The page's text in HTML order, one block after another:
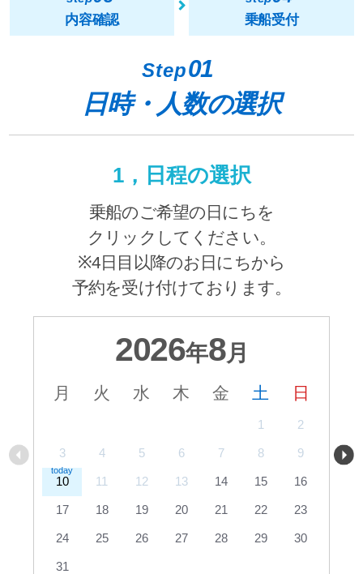
内容確認 乗船受付
Step01
日時・人数の選択
1，日程の選択
乗船のご希望の日にちを
クリックしてください。
※4日目以降のお日にちから
予約を受け付けております。
2026年8月
月 火 水 木 金 土 日
1 2
3 4 5 6 7 8 9
10 11 12 13 14 15 16
17 18 19 20 21 22 23
24 25 26 27 28 29 30
31